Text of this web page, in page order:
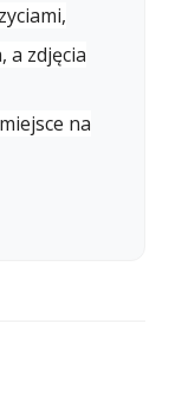
a zdjęcia
na